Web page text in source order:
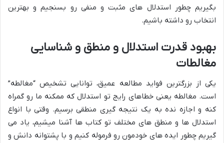
بگیریم چطور استدلال های مثبت و منفی رو بسنجیم و بهترین
انتخاب رو داشته باشیم.
بهبود قدرت استدلال و منطق و شناسایی
مغالطات
یکی از بزرگترین فواید مطالعه عمیق، توانایی تشخیص “مغالطه”
است. مغالطه یعنی خطاهای رایج تو استدلال که ممکنه ما رو گمراه
کنه و اجازه نده به یک نتیجه گیری منطقی برسیم. وقتی با انواع
استدلال ها و منطق های مختلف تو کتاب ها آشنا میشیم، یاد می
گیریم چطور ایده های خودمون رو فرموله کنیم و با پشتوانه دانش و